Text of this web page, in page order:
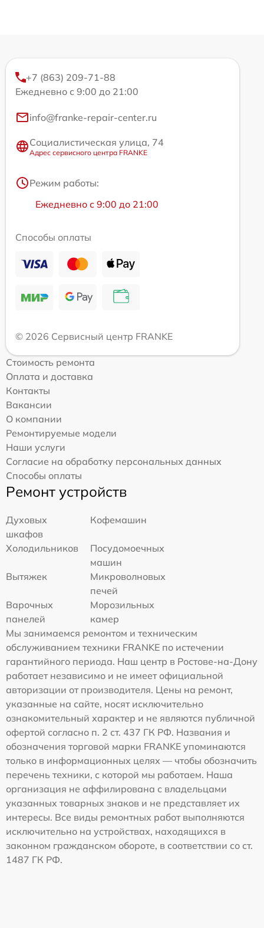
+7 (863) 209-71-88
Ежедневно с 9:00 до 21:00
info@franke-repair-center.ru
Социалистическая улица, 74
Адрес сервисного центра FRANKE
Режим работы:
Ежедневно с 9:00 до 21:00
Способы оплаты
© 2026 Сервисный центр FRANKE
Стоимость ремонта
Оплата и доставка
Контакты
Вакансии
О компании
Ремонтируемые модели
Наши услуги
Согласие на обработку персональных данных
Способы оплаты
Ремонт устройств
Духовых
шкафов
Кофемашин
Холодильников
Посудомоечных
машин
Вытяжек
Микроволновых
печей
Варочных
панелей
Морозильных
камер
Мы занимаемся ремонтом и техническим
обслуживанием техники FRANKE по истечении
гарантийного периода. Наш центр в Ростове-на-Дону
работает независимо и не имеет официальной
авторизации от производителя. Цены на ремонт,
указанные на сайте, носят исключительно
ознакомительный характер и не являются публичной
офертой согласно п. 2 ст. 437 ГК РФ. Названия и
обозначения торговой марки FRANKE упоминаются
только в информационных целях — чтобы обозначить
перечень техники, с которой мы работаем. Наша
организация не аффилирована с владельцами
указанных товарных знаков и не представляет их
интересы. Все виды ремонтных работ выполняются
исключительно на устройствах, находящихся в
законном гражданском обороте, в соответствии со ст.
1487 ГК РФ.